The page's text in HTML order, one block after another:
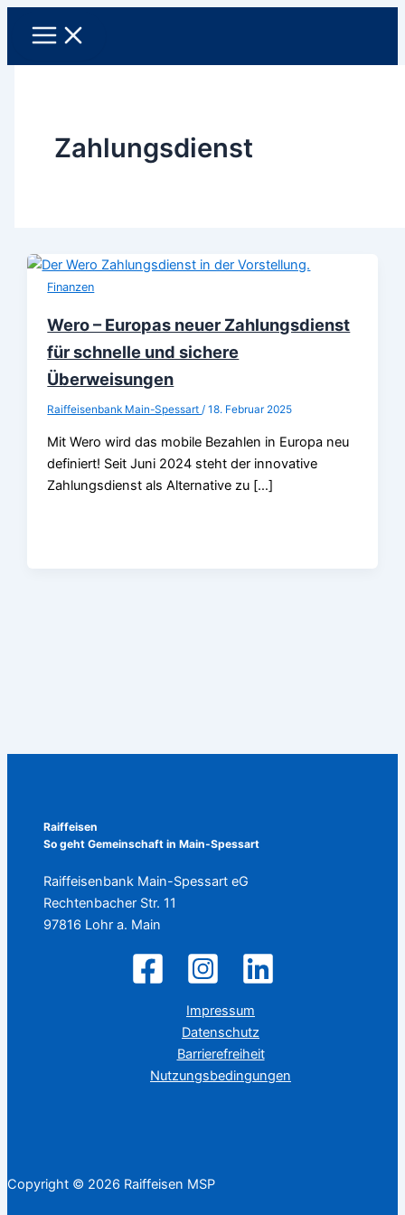
Zum
Inhalt
Zahlungsdienst
Finanzen
Wero – Europas neuer Zahlungsdienst
für schnelle und sichere
Überweisungen
Raiffeisenbank Main-Spessart/18. Februar 2025
Mit Wero wird das mobile Bezahlen in Europa neu
definiert! Seit Juni 2024 steht der innovative
Zahlungsdienst als Alternative zu […]
Raiffeisen
So geht Gemeinschaft in Main-Spessart
Raiffeisenbank Main-Spessart eG
Rechtenbacher Str. 11
97816 Lohr a. Main
Impressum
Datenschutz
Barrierefreiheit
Nutzungsbedingungen
Copyright © 2026 Raiffeisen MSP